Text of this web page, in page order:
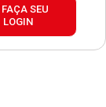
FAÇA SEU
LOGIN